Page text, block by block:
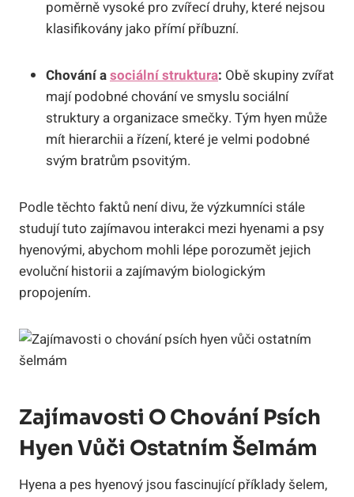
poměrně vysoké pro zvířecí druhy, které nejsou
klasifikovány jako přímí příbuzní.
Chování asociální struktura: Obě skupiny zvířat
mají podobné chování ve smyslu sociální
struktury a organizace smečky. Tým hyen může
mít hierarchii a řízení, které je velmi podobné
svým bratrům psovitým.
Podle těchto faktů není divu, že výzkumníci stále
studují tuto zajímavou interakci mezi hyenami a psy
hyenovými, abychom mohli lépe porozumět jejich
evoluční historii a zajímavým biologickým
propojením.
Zajímavosti O Chování Psích
Hyen Vůči Ostatním Šelmám
Hyena a pes hyenový jsou fascinující příklady šelem,